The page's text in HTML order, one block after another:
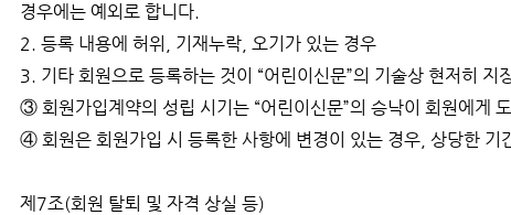
경우에는 예외로 합니다.
2. 등록 내용에 허위, 기재누락, 오기가 있는 경우
3. 기타 회원으로 등록하는 것이 “어린이신문”의 기술상 현저히 지
③ 회원가입계약의 성립 시기는 “어린이신문”의 승낙이 회원에게
④ 회원은 회원가입 시 등록한 사항에 변경이 있는 경우, 상당한 기
제7조(회원 탈퇴 및 자격 상실 등)